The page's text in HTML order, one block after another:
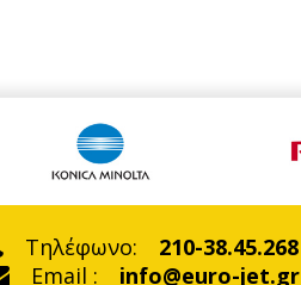
Τηλέφωνο:
210-38.45.268
Email :
info@euro-jet.gr